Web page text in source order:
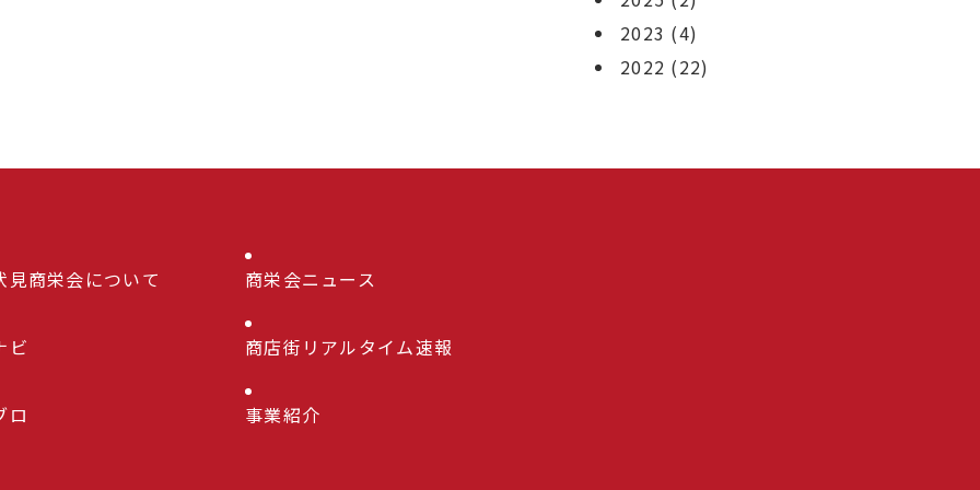
2023 (4)
2022 (22)
見商栄会について 商栄会ニュース
ビ 商店街リアルタイム速報
ロ 事業紹介